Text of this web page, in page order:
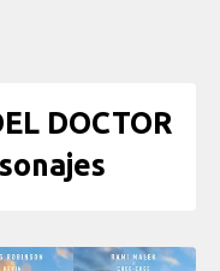
DOCTOR